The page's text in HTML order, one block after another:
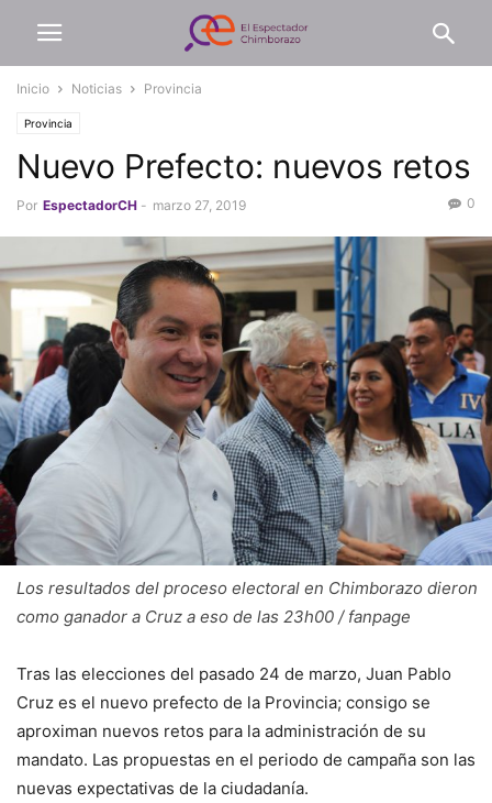
Inicio Noticias Provincia
Provincia
Nuevo Prefecto: nuevos retos
Por EspectadorCH - marzo 27, 2019 0
Los resultados del proceso electoral en Chimborazo dieron
como ganador a Cruz a eso de las 23h00 / fanpage
Tras las elecciones del pasado 24 de marzo, Juan Pablo
Cruz es el nuevo prefecto de la Provincia; consigo se
aproximan nuevos retos para la administración de su
mandato. Las propuestas en el periodo de campaña son las
nuevas expectativas de la ciudadanía.